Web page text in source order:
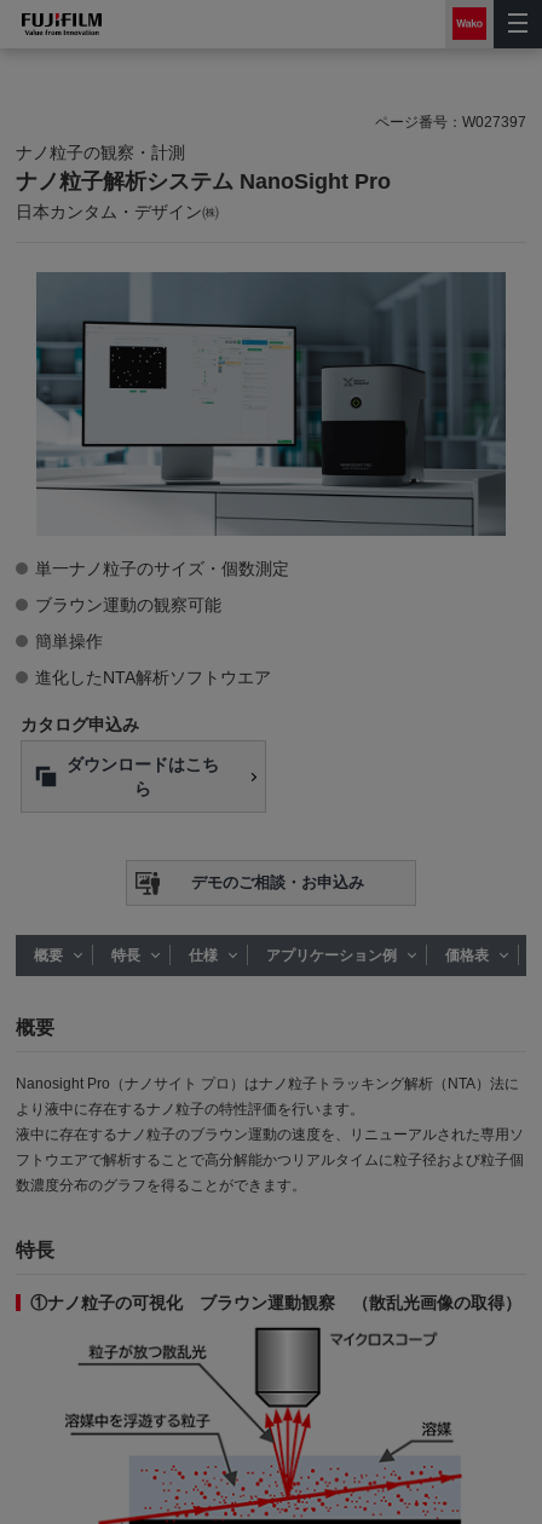
ページ番号： W027397
ナノ粒子の観察・計測
ナノ粒子解析システム NanoSight Pro
日本カンタム・デザイン㈱
単一ナノ粒子のサイズ・個数測定
ブラウン運動の観察可能
簡単操作
進化したNTA解析ソフトウエア
カタログ申込み
ダウンロードはこち
ら
デモのご相談・お申込み
概要 特長 仕様 アプリケーション例 価格表
概要
Nanosight Pro（ナノサイト プロ）はナノ粒子トラッキング解析（NTA）法に
より液中に存在するナノ粒子の特性評価を行います。
液中に存在するナノ粒子のブラウン運動の速度を、リニューアルされた専用ソ
フトウエアで解析することで高分解能かつリアルタイムに粒子径および粒子個
数濃度分布のグラフを得ることができます。
特長
①ナノ粒子の可視化 ブラウン運動観察 （散乱光画像の取得）